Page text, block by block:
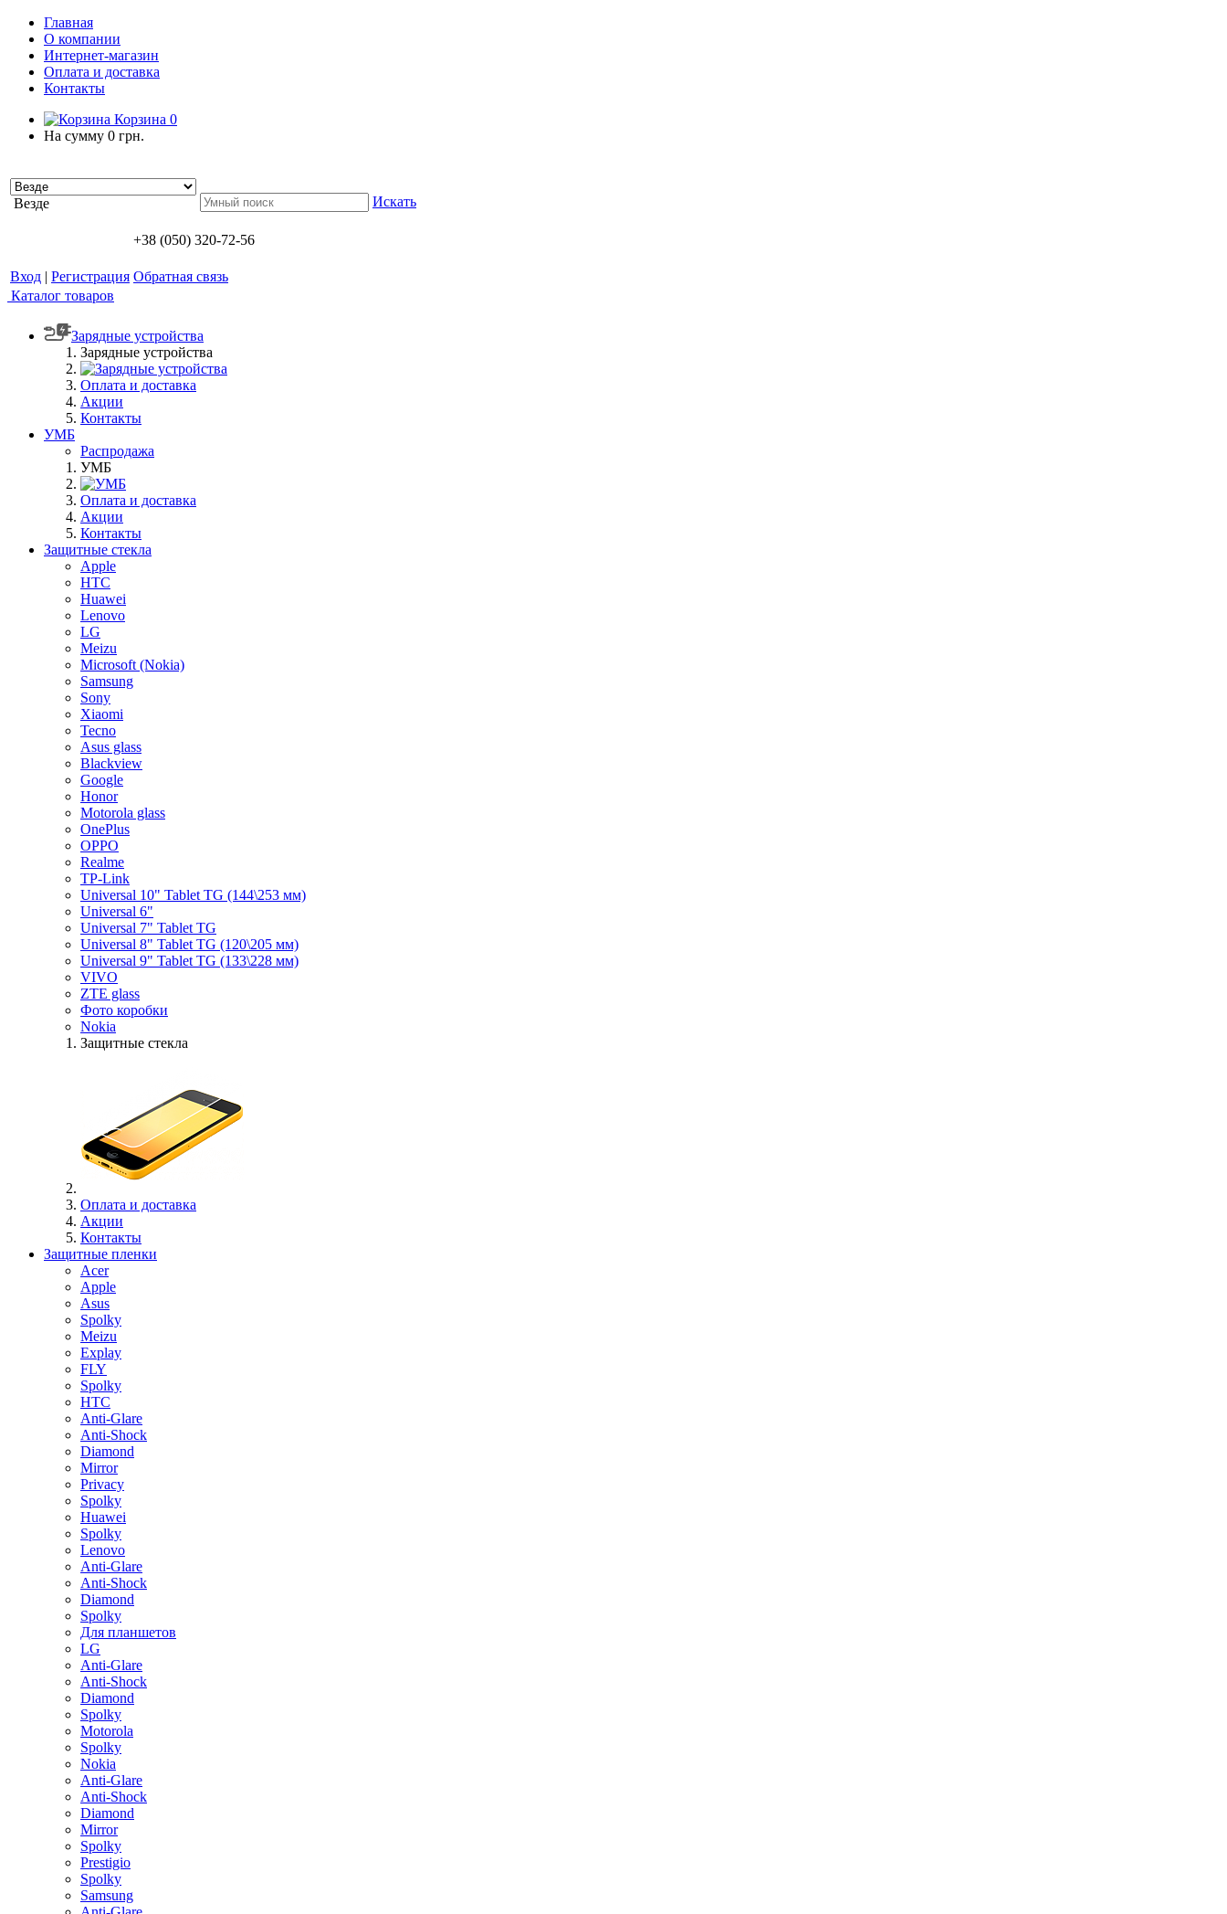
Главная
О компании
Интернет-магазин
Оплата и доставка
Контакты
Корзина 0
На сумму 0 грн.
Везде Искать
+38 (050) 320-72-56
Вход | Регистрация Обратная связь
Каталог товаров
Зарядные устройства
Зарядные устройства
Оплата и доставка
Акции
Контакты
УМБ
Распродажа
УМБ
Оплата и доставка
Акции
Контакты
Защитные стекла
Apple
HTC
Huawei
Lenovo
LG
Meizu
Microsoft (Nokia)
Samsung
Sony
Xiaomi
Tecno
Asus glass
Blackview
Google
Honor
Motorola glass
OnePlus
OPPO
Realme
TP-Link
Universal 10" Tablet TG (144\253 мм)
Universal 6"
Universal 7" Tablet TG
Universal 8" Tablet TG (120\205 мм)
Universal 9" Tablet TG (133\228 мм)
VIVO
ZTE glass
Фото коробки
Nokia
Защитные стекла
Оплата и доставка
Акции
Контакты
Защитные пленки
Acer
Apple
Asus
Spolky
Meizu
Explay
FLY
Spolky
HTC
Anti-Glare
Anti-Shock
Diamond
Mirror
Privacy
Spolky
Huawei
Spolky
Lenovo
Anti-Glare
Anti-Shock
Diamond
Spolky
Для планшетов
LG
Anti-Glare
Anti-Shock
Diamond
Spolky
Motorola
Spolky
Nokia
Anti-Glare
Anti-Shock
Diamond
Mirror
Spolky
Prestigio
Spolky
Samsung